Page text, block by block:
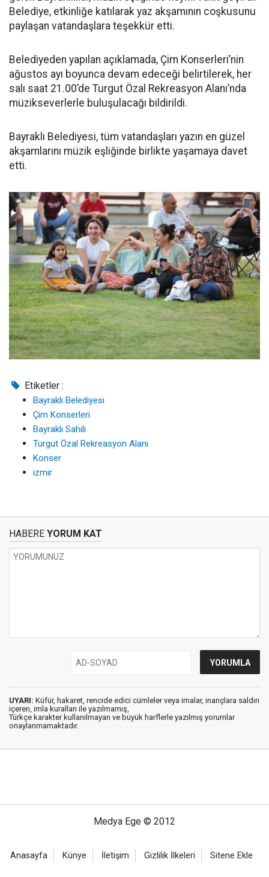
Belediye, etkinliğe katılarak yaz akşamının coşkusunu
paylaşan vatandaşlara teşekkür etti.
Belediyeden yapılan açıklamada, Çim Konserleri’nin
ağustos ayı boyunca devam edeceği belirtilerek, her
salı saat 21.00’de Turgut Özal Rekreasyon Alanı’nda
müzikseverlerle buluşulacağı bildirildi.
Bayraklı Belediyesi, tüm vatandaşları yazın en güzel
akşamlarını müzik eşliğinde birlikte yaşamaya davet
etti.
Etiketler :
Bayraklı Belediyesi
Çim Konserleri
Bayraklı Sahili
Turgut Özal Rekreasyon Alanı
Konser
izmir
HABERE YORUM KAT
UYARI: Küfür, hakaret, rencide edici cümleler veya imalar, inançlara saldırı
içeren, imla kuralları ile yazılmamış,
Türkçe karakter kullanılmayan ve büyük harflerle yazılmış yorumlar
onaylanmamaktadır.
Medya Ege © 2012
Anasayfa Künye İletişim Gizlilik İlkeleri Sitene Ekle